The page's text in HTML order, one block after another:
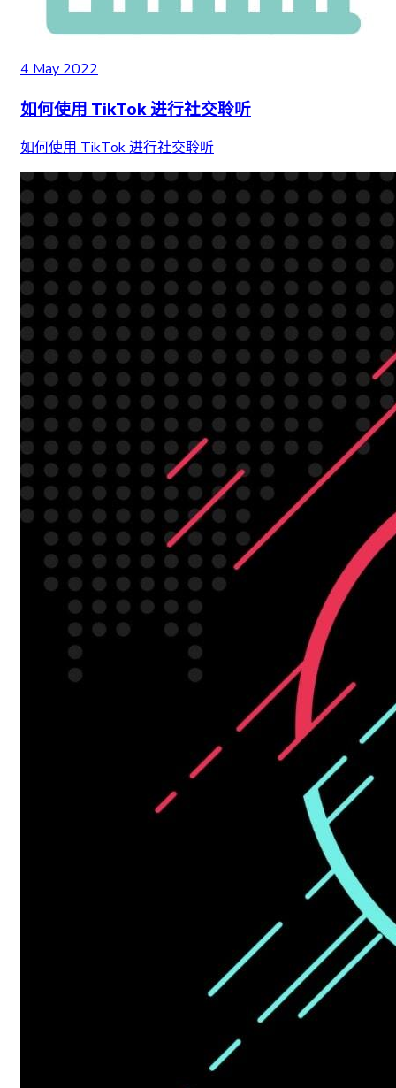
4 May 2022
如何使用 TikTok 进行社交聆听
如何使用 TikTok 进行社交聆听